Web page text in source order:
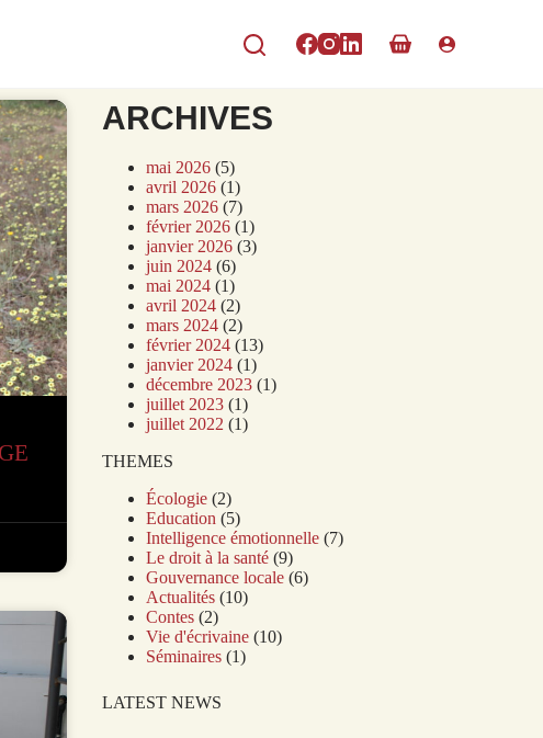
ARCHIVES
mai 2026 (5)
avril 2026 (1)
mars 2026 (7)
février 2026 (1)
janvier 2026 (3)
juin 2024 (6)
mai 2024 (1)
avril 2024 (2)
mars 2024 (2)
février 2024 (13)
janvier 2024 (1)
décembre 2023 (1)
juillet 2023 (1)
juillet 2022 (1)
THEMES
Écologie (2)
Education (5)
Intelligence émotionnelle (7)
Le droit à la santé (9)
Gouvernance locale (6)
Actualités (10)
Contes (2)
Vie d'écrivaine (10)
Séminaires (1)
LATEST NEWS